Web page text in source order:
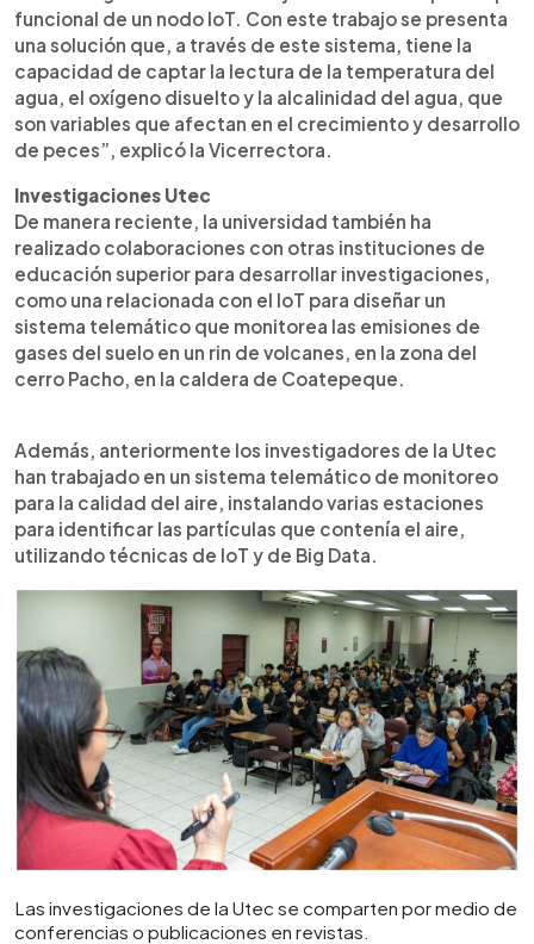
funcional de un nodo IoT. Con este trabajo se presenta
una solución que, a través de este sistema, tiene la
capacidad de captar la lectura de la temperatura del
agua, el oxígeno disuelto y la alcalinidad del agua, que
son variables que afectan en el crecimiento y desarrollo
de peces”, explicó la Vicerrectora.
Investigaciones Utec
De manera reciente, la universidad también ha
realizado colaboraciones con otras instituciones de
educación superior para desarrollar investigaciones,
como una relacionada con el IoT para diseñar un
sistema telemático que monitorea las emisiones de
gases del suelo en un rin de volcanes, en la zona del
cerro Pacho, en la caldera de Coatepeque.
Además, anteriormente los investigadores de la Utec
han trabajado en un sistema telemático de monitoreo
para la calidad del aire, instalando varias estaciones
para identificar las partículas que contenía el aire,
utilizando técnicas de IoT y de Big Data.
Las investigaciones de la Utec se comparten por medio de
conferencias o publicaciones en revistas.